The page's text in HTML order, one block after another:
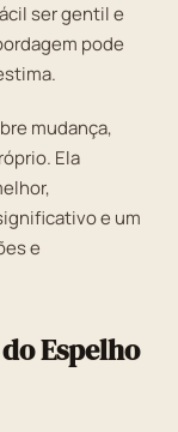
ser gentil e
pode
mudança,
Ela
e um
e
Espelho